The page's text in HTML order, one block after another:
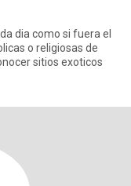
dia como si fuera el
o religiosas de
me gusta viajar conocer sitios exoticos